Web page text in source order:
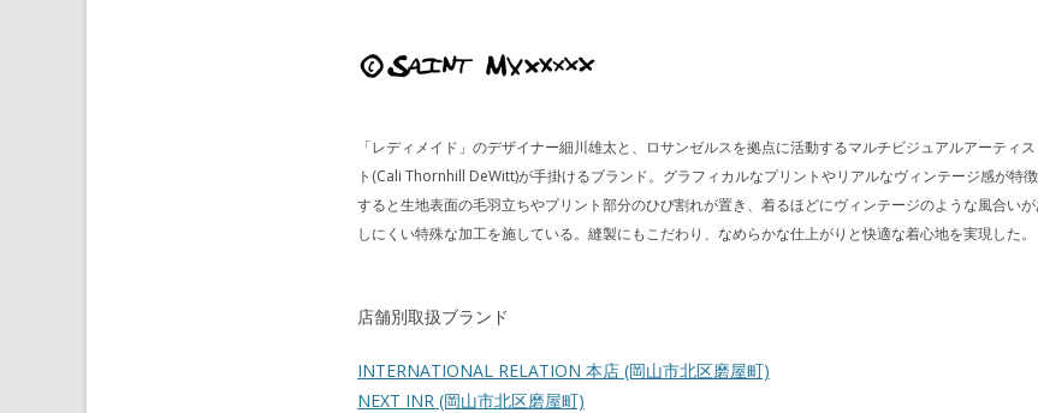
「レディメイド」のデザイナー細川雄太と、ロサンゼルスを拠点に活動するマルチビジュアルアーティ
ト(Cali Thornhill DeWitt)が手掛けるブランド。グラフィカルなプリントやリアルなヴィンテージ感が特
すると生地表面の毛羽立ちやプリント部分のひび割れが置き、着るほどにヴィンテージのような風合い
しにくい特殊な加工を施している。縫製にもこだわり、なめらかな仕上がりと快適な着心地を実現した。
店舗別取扱ブランド
INTERNATIONAL RELATION 本店 (岡山市北区磨屋町)
NEXT INR (岡山市北区磨屋町)